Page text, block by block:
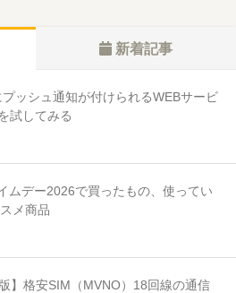
新着記事
ッシュ通知が付けられるWEBサービ
試してみる
ムデー2026で買ったもの、使ってい
メ商品
】格安SIM（MVNO）18回線の通信